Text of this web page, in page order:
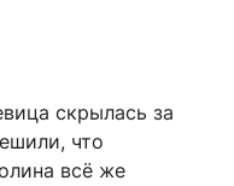
скрылась за
что
всё же